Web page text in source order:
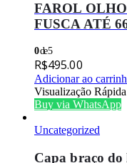
FAROL
FUSCA ATÉ
0de 5
R$495.00
Adicionar ao
Visualização Rápida
Buy via WhatsApp
Uncategorized
Capa braço